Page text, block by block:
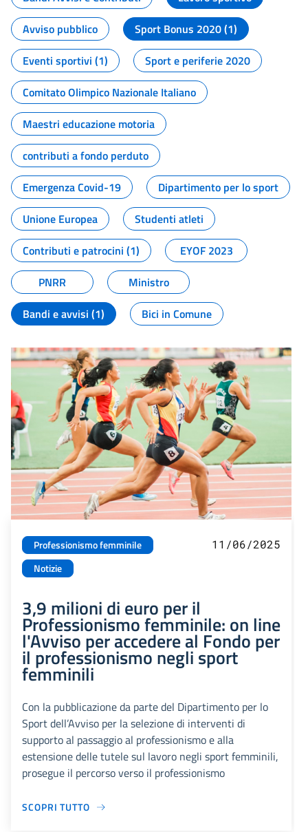
Avviso pubblico
Sport Bonus 2020 (1)
Eventi sportivi (1)
Sport e periferie 2020
Comitato Olimpico Nazionale Italiano
Maestri educazione motoria
contributi a fondo perduto
Emergenza Covid-19
Dipartimento per lo sport
Unione Europea
Studenti atleti
Contributi e patrocini (1)
EYOF 2023
PNRR
Ministro
Bandi e avvisi (1)
Bici in Comune
Professionismo femminile
Notizie
11/06/2025
3,9 milioni di euro per il
Professionismo femminile: on line
l'Avviso per accedere al Fondo per
il professionismo negli sport
femminili
Con la pubblicazione da parte del Dipartimento per lo
Sport dell’Avviso per la selezione di interventi di
supporto al passaggio al professionismo e alla
estensione delle tutele sul lavoro negli sport femminili,
prosegue il percorso verso il professionismo
SCOPRI TUTTO